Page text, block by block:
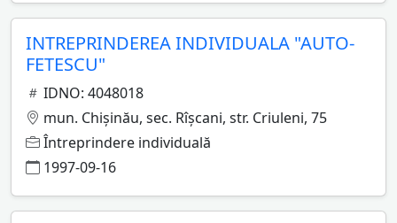
INTREPRINDEREA INDIVIDUALA "AUTO-
FETESCU"
IDNO: 4048018
mun. Chişinău, sec. Rîşcani, str. Criuleni, 75
Întreprindere individuală
1997-09-16